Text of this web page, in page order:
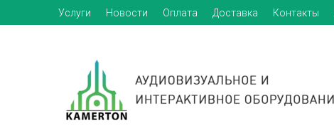
Услуги Новости Оплата Доставка Контакты